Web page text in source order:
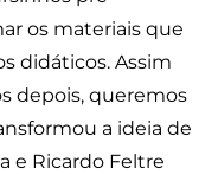
os materiais que
didáticos. Assim
depois, queremos
a ideia de
e Ricardo Feltre